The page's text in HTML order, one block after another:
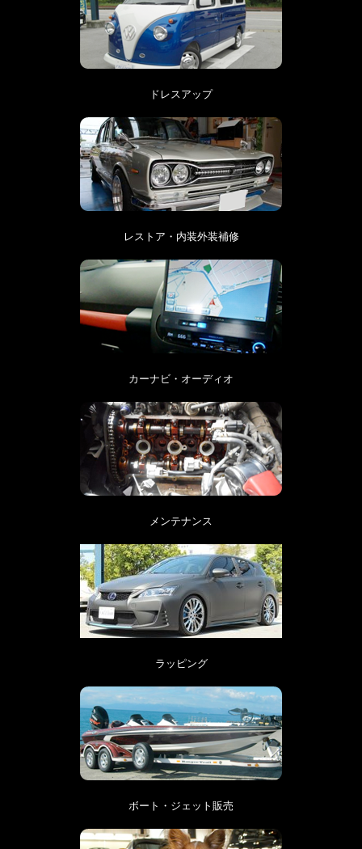
ドレスアップ
レストア・内装外装補修
カーナビ・オーディオ
メンテナンス
ラッピング
ボート・ジェット販売